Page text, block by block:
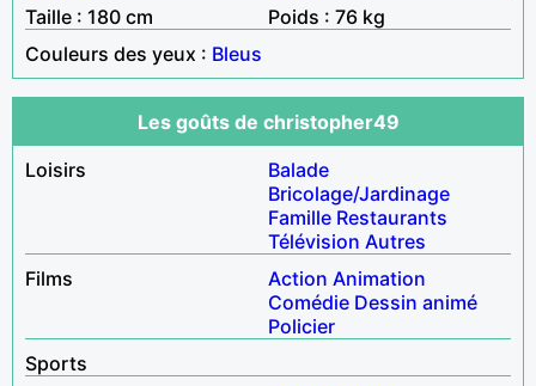
Taille : 180 cm
Poids : 76 kg
Couleurs des yeux : Bleus
Les goûts de christopher49
Loisirs
Balade
Bricolage/Jardinage
Famille Restaurants
Télévision Autres
Films
Action Animation
Comédie Dessin animé
Policier
Sports